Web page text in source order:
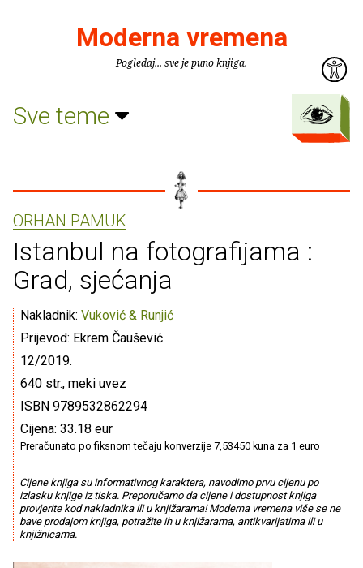
Moderna vremena
Pogledaj... sve je puno knjiga.
Sve teme
ORHAN PAMUK
Istanbul na fotografijama :
Grad, sjećanja
Nakladnik: Vuković & Runjić
Prijevod: Ekrem Čaušević
12/2019.
640 str., meki uvez
ISBN 9789532862294
Cijena: 33.18 eur
Preračunato po fiksnom tečaju konverzije 7,53450 kuna za 1 euro
Cijene knjiga su informativnog karaktera, navodimo prvu cijenu po
izlasku knjige iz tiska. Preporučamo da cijene i dostupnost knjiga
provjerite kod nakladnika ili u knjižarama! Moderna vremena više se ne
bave prodajom knjiga, potražite ih u knjižarama, antikvarijatima ili u
knjižnicama.